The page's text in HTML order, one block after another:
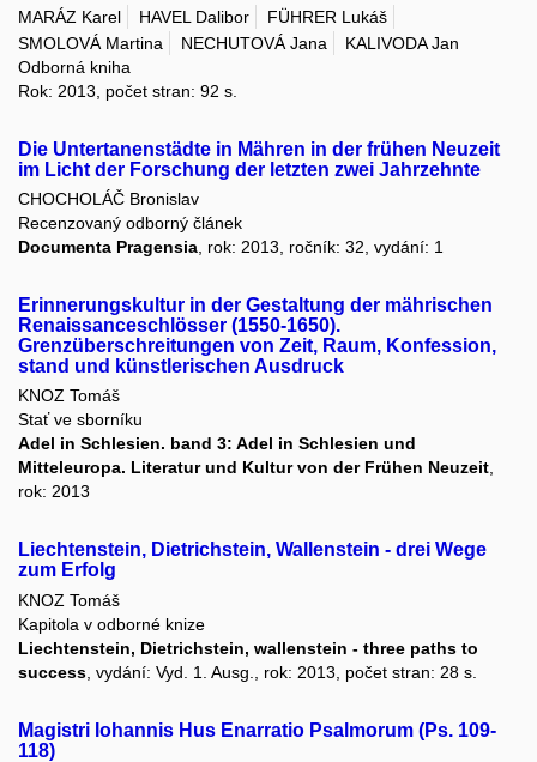
MARÁZ Karel HAVEL Dalibor
FÜHRER Lukáš
SMOLOVÁ Martina
NECHUTOVÁ Jana
KALIVODA Jan
Odborná kniha
Rok: 2013, počet stran: 92 s.
Die Untertanenstädte in Mähren in der frühen Neuzeit
im Licht der Forschung der letzten zwei Jahrzehnte
CHOCHOLÁČ Bronislav
Recenzovaný odborný článek
Documenta Pragensia , rok: 2013, ročník: 32, vydání: 1
Erinnerungskultur in der Gestaltung der mährischen
Renaissanceschlösser (1550-1650).
Grenzüberschreitungen von Zeit, Raum, Konfession,
stand und künstlerischen Ausdruck
KNOZ Tomáš
Stať ve sborníku
Adel in Schlesien. band 3: Adel in Schlesien und
Mitteleuropa. Literatur und Kultur von der Frühen Neuzeit,
rok: 2013
Liechtenstein, Dietrichstein, Wallenstein - drei Wege
zum Erfolg
KNOZ Tomáš
Kapitola v odborné knize
Liechtenstein, Dietrichstein, wallenstein - three paths to
success , vydání: Vyd. 1. Ausg., rok: 2013, počet stran: 28 s.
Magistri Iohannis Hus Enarratio Psalmorum (Ps. 109-
118)